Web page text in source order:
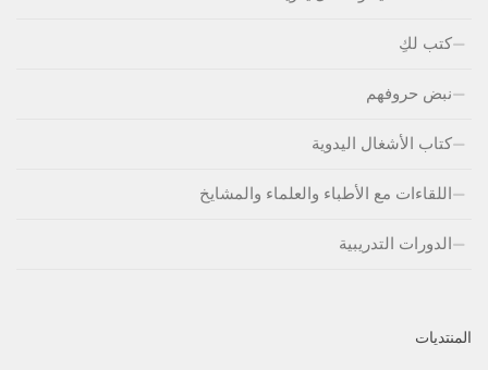
كتب لكِ
نبض حروفهم
كتاب الأشغال اليدوية
اللقاءات مع الأطباء والعلماء والمشايخ
الدورات التدريبية
المنتديات